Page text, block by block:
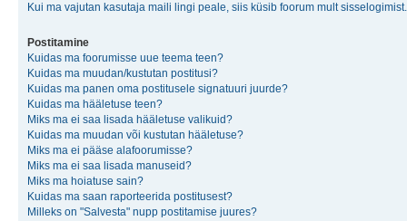
Kui ma vajutan kasutaja maili lingi peale, siis küsib foorum mult sisselogimist.
Postitamine
Kuidas ma foorumisse uue teema teen?
Kuidas ma muudan/kustutan postitusi?
Kuidas ma panen oma postitusele signatuuri juurde?
Kuidas ma hääletuse teen?
Miks ma ei saa lisada hääletuse valikuid?
Kuidas ma muudan või kustutan hääletuse?
Miks ma ei pääse alafoorumisse?
Miks ma ei saa lisada manuseid?
Miks ma hoiatuse sain?
Kuidas ma saan raporteerida postitusest?
Milleks on "Salvesta" nupp postitamise juures?